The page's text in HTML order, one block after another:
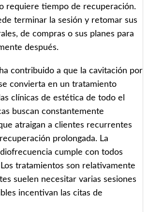
requiere tiempo de recuperación.
terminar la sesión y retomar sus
de compras o sus planes para
después.
contribuido a que la cavitación por
convierta en un tratamiento
clínicas de estética de todo el
buscan constantemente
atraigan a clientes recurrentes
prolongada. La
cumple con todos
tratamientos son relativamente
suelen necesitar varias sesiones
incentivan las citas de